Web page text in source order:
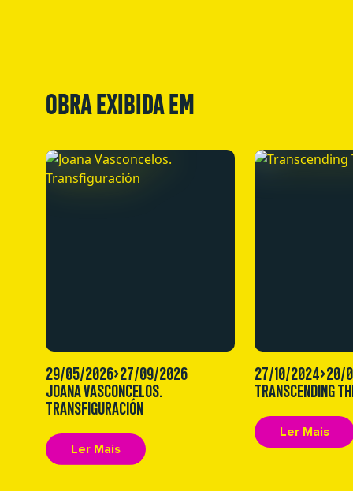
OBRA EXIBIDA EM
29/05/2026>27/09/2026
JOANA VASCONCELOS.
TRANSFIGURACIÓN
Ler Mais
27/10/2024>20/
TRANSCENDING
Ler Mais